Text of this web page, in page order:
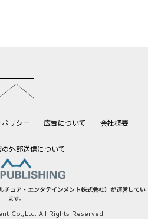
リシー 広告について 会社概要
外部送信について
チュア・エンタテインメント株式会社）が運営してい
ます。
Co.,Ltd. All Rights Reserved.